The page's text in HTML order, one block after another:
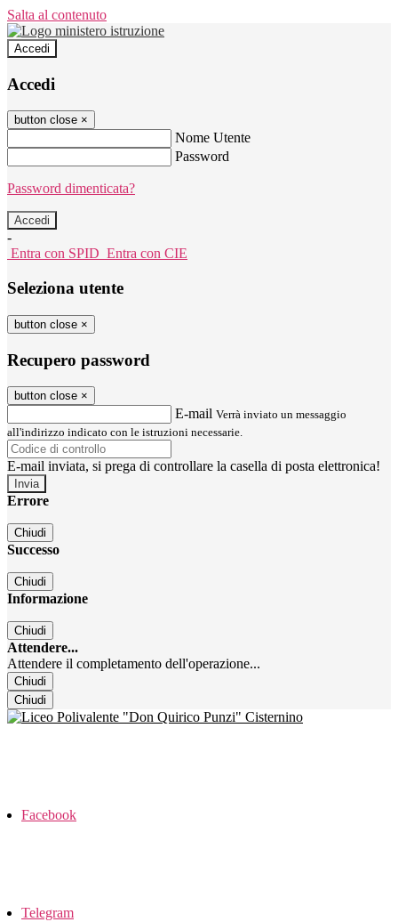
Salta al contenuto
Accedi
Accedi
button close ×
Nome Utente
Password
Password dimenticata?
-
Entra con SPID Entra con CIE
Seleziona utente
button close ×
Recupero password
button close ×
E-mail Verrà inviato un messaggio
all'indirizzo indicato con le istruzioni necessarie.
E-mail inviata, si prega di controllare la casella di posta elettronica!
Errore
Chiudi
Successo
Chiudi
Informazione
Chiudi
Attendere...
Attendere il completamento dell'operazione...
Chiudi
Chiudi
Facebook
Telegram